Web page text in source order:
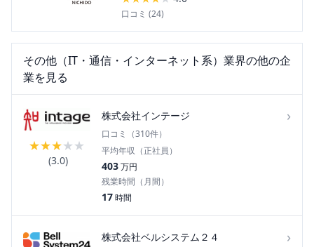
口コミ (24)
その他（IT・通信・インターネット系） 業界の他の企
業を見る
★★★★★
(3.0)
株式会社インテージ ›
口コミ（310件）
平均年収（正社員）
403万円
残業時間（月間）
17時間
株式会社ベルシステム２４ ›